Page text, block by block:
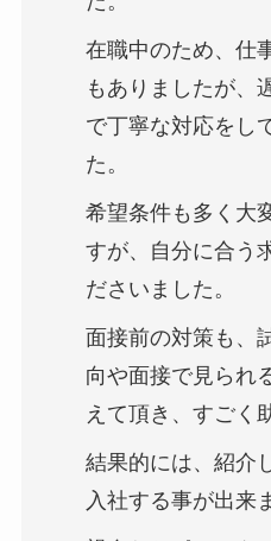
在職中のため、仕
もありましたが、
で丁寧な対応をし
た。
希望条件も多く大
すが、自分に合う
ださいました。
面接前の対策も、
向や面接で見られ
えて頂き、すごく
結果的には、紹介
入社する事が出来